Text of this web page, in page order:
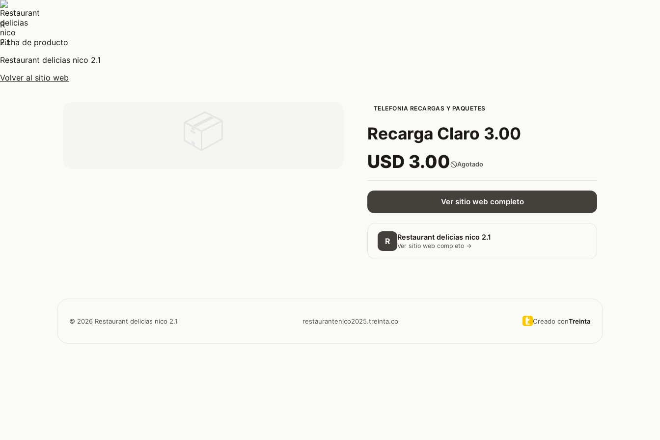
R
Ficha de producto
Restaurant delicias nico 2.1
Volver al sitio web
TELEFONIA RECARGAS Y PAQUETES
Recarga Claro 3.00
USD 3.00 Agotado
Ver sitio web completo
R Restaurant delicias nico 2.1
Ver sitio web completo →
© 2026 Restaurant delicias nico 2.1 restaurantenico2025.treinta.co Creado conTreinta